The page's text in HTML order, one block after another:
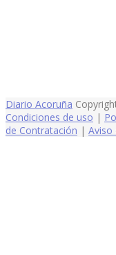
Diario Acoruña
Condiciones de uso |
de Contratación | Aviso